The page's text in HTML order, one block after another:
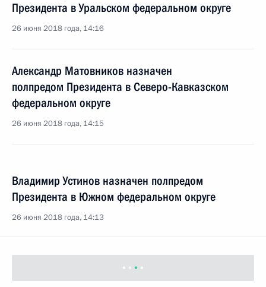
Президента в Уральском федеральном округе
26 июня 2018 года, 14:16
Александр Матовников назначен
полпредом Президента в Северо-Кавказском
федеральном округе
26 июня 2018 года, 14:15
Владимир Устинов назначен полпредом
Президента в Южном федеральном округе
26 июня 2018 года, 14:13